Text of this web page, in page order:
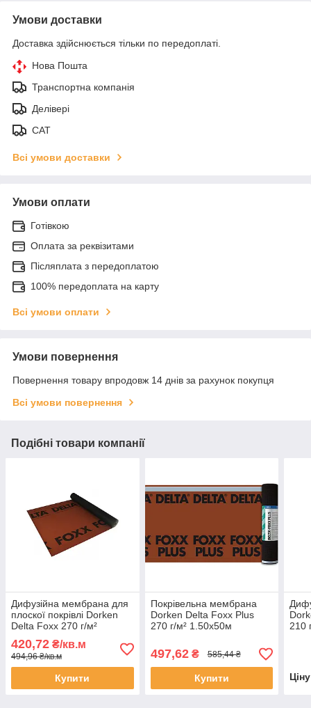
Умови доставки
Доставка здійснюється тільки по передоплаті.
Нова Пошта
Транспортна компанія
Делівері
САТ
Всі умови доставки
Умови оплати
Готівкою
Оплата за реквізитами
Післяплата з передоплатою
100% передоплата на карту
Всі умови оплати
Умови повернення
Повернення товару впродовж 14 днів за рахунок покупця
Всі умови повернення
Подібні товари компанії
Дифузійна мембрана для
плоскої покрівлі Dorken
Delta Foxx 270 г/м²
1.50х50м
420,72 ₴/кв.м
494,96 ₴/кв.м
Купити
Покрівельна мембрана
Dorken Delta Foxx Plus
270 г/м² 1.50х50м
497,62₴ 585,44 ₴
Купити
210